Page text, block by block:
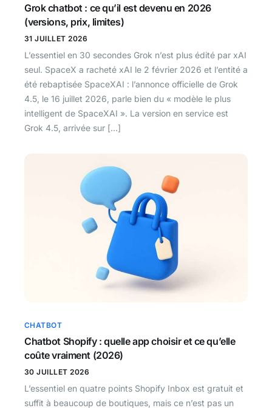
Grok chatbot : ce qu’il est devenu en 2026
(versions, prix, limites)
31 JUILLET 2026
L’essentiel en 30 secondes Grok n’est plus édité par xAI
seul. SpaceX a racheté xAI le 2 février 2026 et l’entité a
été rebaptisée SpaceXAI : l’annonce officielle de Grok
4.5, le 16 juillet 2026, parle bien du « modèle le plus
intelligent de SpaceXAI ». La version en service est
Grok 4.5, arrivée sur […]
CHATBOT
Chatbot Shopify : quelle app choisir et ce qu’elle
coûte vraiment (2026)
30 JUILLET 2026
L’essentiel en quatre points Shopify Inbox est gratuit et
suffit à beaucoup de boutiques, mais ce n’est pas un